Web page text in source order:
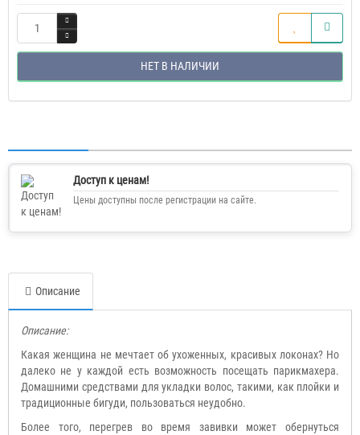
НЕТ В НАЛИЧИИ
Доступ к ценам!
Цены доступны после регистрации на сайте.
Описание
Описание:
Какая женщина не мечтает об ухоженных, красивых локонах? Но
далеко не у каждой есть возможность посещать парикмахера.
Домашними средствами для укладки волос, такими, как плойки и
традиционные бигуди, пользоваться неудобно.
Более того, перегрев во время завивки может обернуться